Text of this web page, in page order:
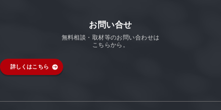
お問い合せ
無料相談・取材等のお問い合わせは
こちらから。
詳しくはこちら